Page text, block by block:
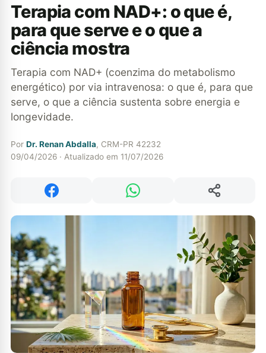
Terapia com NAD+: o que é,
para que serve e o que a
ciência mostra
Terapia com NAD+ (coenzima do metabolismo
energético) por via intravenosa: o que é, para que
serve, o que a ciência sustenta sobre energia e
longevidade.
Por Dr. Renan Abdalla, CRM-PR 42232
09/04/2026 · Atualizado em 11/07/2026
Compartilhar no FacebookCompartilhar no WhatsApp
Compartilhar